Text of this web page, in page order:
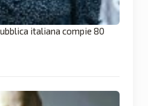
italiana compie 80